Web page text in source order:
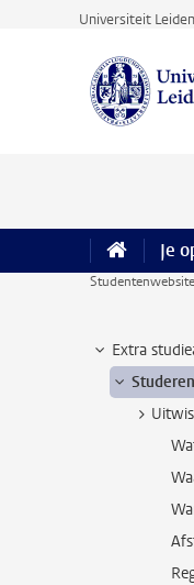
Ga direct naar de
Universiteit Leiden
Je
Studentenwebsite
Extra